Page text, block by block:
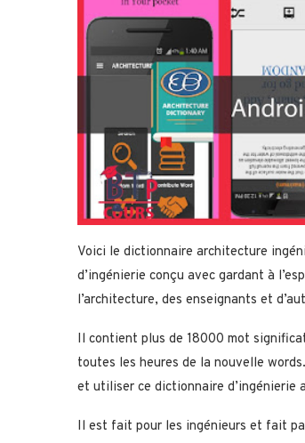
Voici le dictionnaire architecture
d’ingénierie conçu avec gardant à
l’architecture, des enseignants et
Il contient plus de 18000 mot
toutes les heures de la nouvelle
et utiliser ce dictionnaire d’ingénierie
Il est fait pour les ingénieurs et fait